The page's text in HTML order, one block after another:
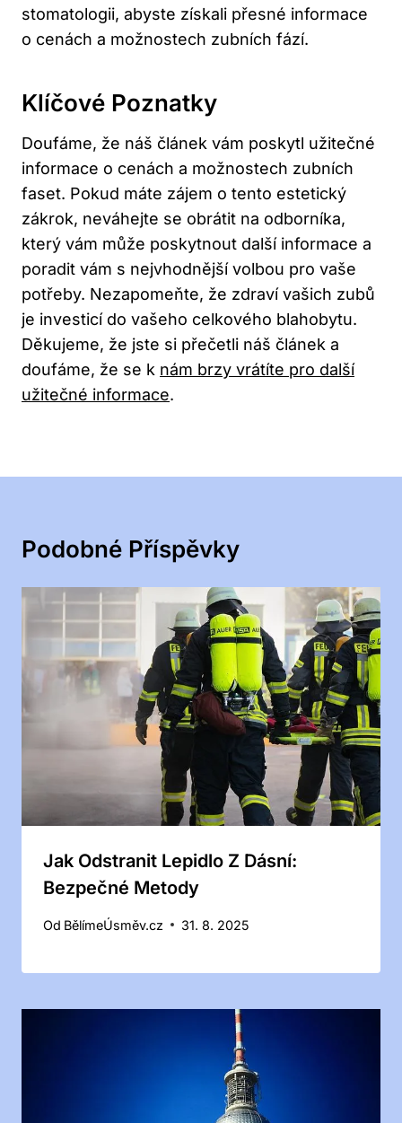
stomatologii, abyste získali přesné informace
o cenách a možnostech zubních fází.
Klíčové Poznatky
Doufáme, že náš článek vám poskytl užitečné
informace o cenách a možnostech zubních
faset. Pokud máte zájem o tento estetický
zákrok, neváhejte se obrátit na odborníka,
který vám může poskytnout další informace a
poradit vám s nejvhodnější volbou pro vaše
potřeby. Nezapomeňte, že zdraví vašich zubů
je investicí do vašeho celkového blahobytu.
Děkujeme, že jste si přečetli náš článek a
doufáme, že se k nám brzy vrátíte pro další
užitečné informace.
Podobné Příspěvky
Jak Odstranit Lepidlo Z Dásní:
Bezpečné Metody
Od BělímeÚsměv.cz 31. 8. 2025